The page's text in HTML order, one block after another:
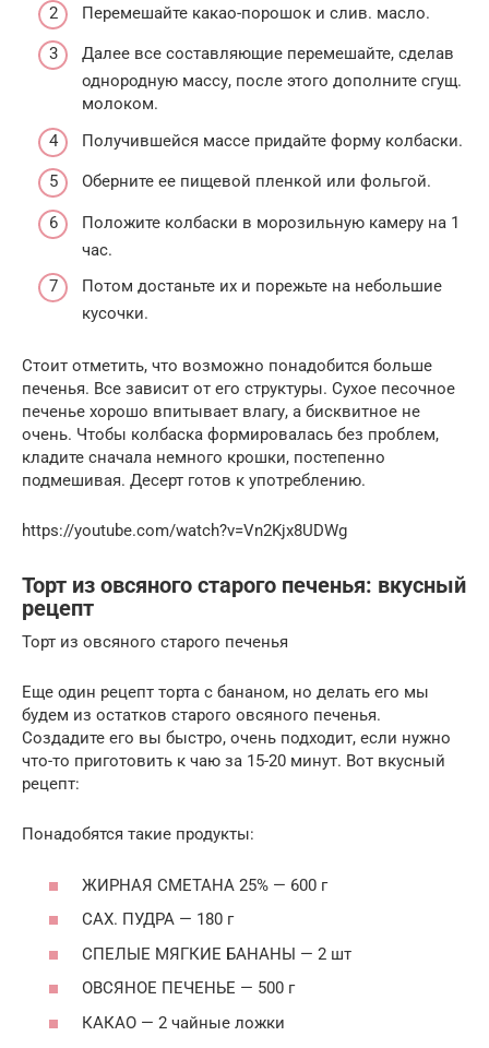
Перемешайте какао-порошок и слив. масло.
Далее все составляющие перемешайте, сделав
однородную массу, после этого дополните сгущ.
молоком.
Получившейся массе придайте форму колбаски.
Оберните ее пищевой пленкой или фольгой.
Положите колбаски в морозильную камеру на 1
час.
Потом достаньте их и порежьте на небольшие
кусочки.
Стоит отметить, что возможно понадобится больше
печенья. Все зависит от его структуры. Сухое песочное
печенье хорошо впитывает влагу, а бисквитное не
очень. Чтобы колбаска формировалась без проблем,
кладите сначала немного крошки, постепенно
подмешивая. Десерт готов к употреблению.
https://youtube.com/watch?v=Vn2Kjx8UDWg
Торт из овсяного старого печенья: вкусный
рецепт
Торт из овсяного старого печенья
Еще один рецепт торта с бананом, но делать его мы
будем из остатков старого овсяного печенья.
Создадите его вы быстро, очень подходит, если нужно
что-то приготовить к чаю за 15-20 минут. Вот вкусный
рецепт:
Понадобятся такие продукты:
ЖИРНАЯ СМЕТАНА 25% — 600 г
САХ. ПУДРА — 180 г
СПЕЛЫЕ МЯГКИЕ БАНАНЫ — 2 шт
ОВСЯНОЕ ПЕЧЕНЬЕ — 500 г
КАКАО — 2 чайные ложки